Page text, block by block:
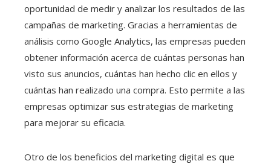
oportunidad de medir y analizar los resultados de las
campañas de marketing. Gracias a herramientas de
análisis como Google Analytics, las empresas pueden
obtener información acerca de cuántas personas han
visto sus anuncios, cuántas han hecho clic en ellos y
cuántas han realizado una compra. Esto permite a las
empresas optimizar sus estrategias de marketing
para mejorar su eficacia.
Otro de los beneficios del marketing digital es que